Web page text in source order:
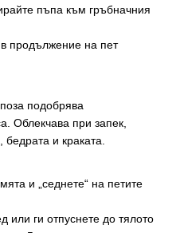
пъпа към гръбначния
продължение на пет
подобрява
Облекчава при запек,
и краката.
и „седнете“ на петите
или ги отпуснете до тялото